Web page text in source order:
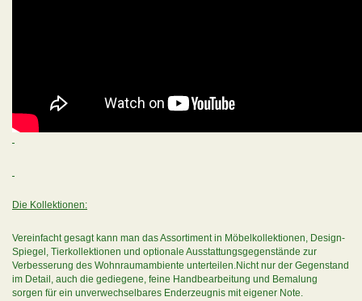
Die Kollektionen:
Vereinfacht gesagt kann man das Assortiment in Möbelkollektionen, Design-
Spiegel, Tierkollektionen und optionale Ausstattungsgegenstände zur
Verbesserung des Wohnraumambiente unterteilen.Nicht nur der Gegenstand
im Detail, auch die gediegene, feine Handbearbeitung und Bemalung
sorgen für ein unverwechselbares Enderzeugnis mit eigener Note.